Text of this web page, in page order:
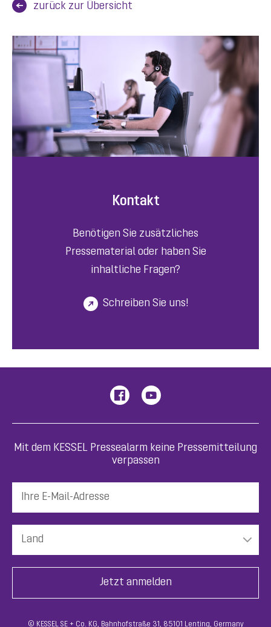
zurück zur Übersicht
Kontakt
Benötigen Sie zusätzliches
Pressematerial oder haben Sie
inhaltliche Fragen?
Schreiben Sie uns!
Mit dem KESSEL Pressealarm keine Pressemitteilung
verpassen
© KESSEL SE + Co. KG, Bahnhofstraße 31, 85101 Lenting, Germany